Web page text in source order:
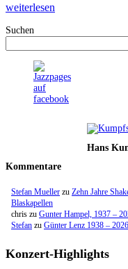
weiterlesen
Suchen
Hans
Kommentare
Stefan Mueller zu Zehn Jahre
Blaskapellen
chris zu Gunter Hampel, 1937 –
Stefan zu Günter Lenz 1938 – 2026
Konzert-Highlights